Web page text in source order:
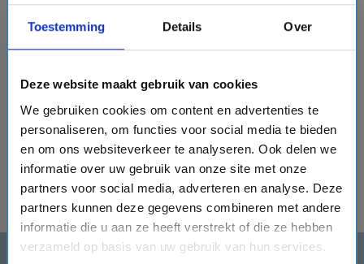
Toestemming Details Over
Deze website maakt gebruik van cookies
We gebruiken cookies om content en advertenties te
personaliseren, om functies voor social media te bieden
en om ons websiteverkeer te analyseren. Ook delen we
informatie over uw gebruik van onze site met onze
partners voor social media, adverteren en analyse. Deze
partners kunnen deze gegevens combineren met andere
informatie die u aan ze heeft verstrekt of die ze hebben
verzameld op basis van uw gebruik van hun services.
tuneToon filter Sorteren
Er zijn geen cruises gevonden die matchen met jouw
zoekopdracht. Verander je zoekopdracht en probeer
het opnieuw.
alle cruises met vertrekvanaf 11-10-2025 closeen met
terugkomstvoor of op 26-10-2025close.